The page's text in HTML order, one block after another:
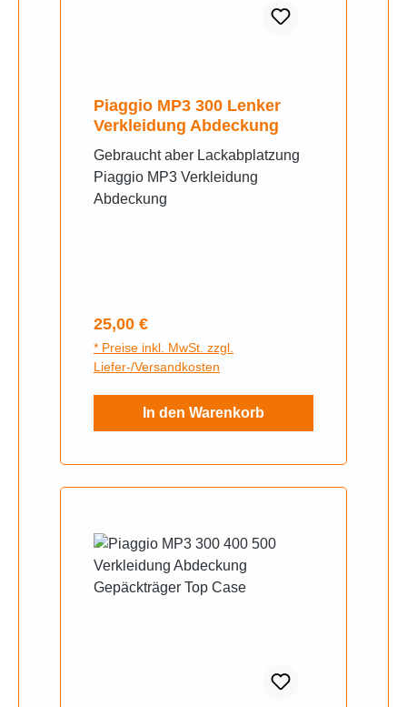
Piaggio MP3 300 Lenker
Verkleidung Abdeckung
Gebraucht aber Lackabplatzung
Piaggio MP3 Verkleidung
Abdeckung
Regulärer Preis:
25,00 €
* Preise inkl. MwSt. zzgl.
Liefer-/Versandkosten
In den Warenkorb